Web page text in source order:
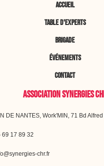
ACCUEIL
TABLE D'EXPERTS
BRIGADE
ÉVÉNEMENTS
CONTACT
ASSOCIATION SYNERGIES
DE NANTES, Work'MIN, 71 Bd
69 17 89 32
chr.fr